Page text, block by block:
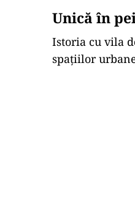
Unică în
Istoria cu vila
spațiilor